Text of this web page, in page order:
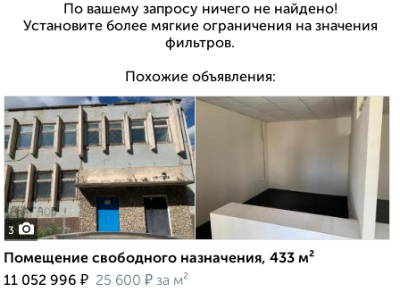
По вашему запросу ничего не найдено!
Установите более мягкие ограничения на значения
фильтров.
Похожие объявления:
3
Помещение свободного назначения, 433 м²
11 052 996 ₽ 25 600 ₽ за м²